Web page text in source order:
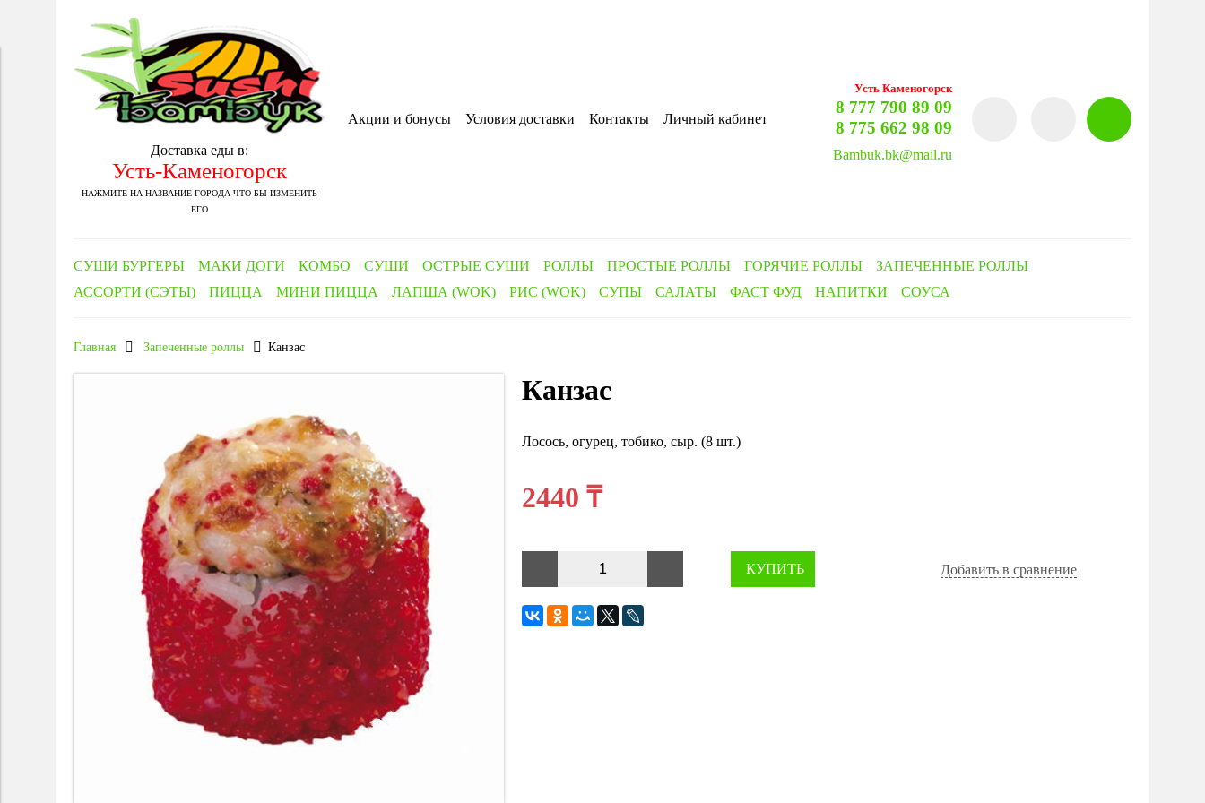
Доставка еды в:
Усть-Каменогорск
НАЖМИТЕ НА НАЗВАНИЕ ГОРОДА ЧТО БЫ ИЗМЕНИТЬ
ЕГО
Акции и бонусы Условия доставки Контакты Личный кабинет
Усть Каменогорск
8 777 790 89 09
8 775 662 98 09
Bambuk.bk@mail.ru
СУШИ БУРГЕРЫ МАКИ ДОГИ КОМБО СУШИ ОСТРЫЕ СУШИ РОЛЛЫ ПРОСТЫЕ РОЛЛЫ ГОРЯЧИЕ РОЛЛЫ
ЗАПЕЧЕННЫЕ РОЛЛЫ
АССОРТИ (СЭТЫ)
ПИЦЦА МИНИ ПИЦЦА ЛАПША (WOK) РИС (WOK) СУПЫ САЛАТЫ ФАСТ ФУД НАПИТКИ СОУСА
Главная Запеченные роллы Канзас
Канзас
Лосось, огурец, тобико, сыр. (8 шт.)
2440 ₸
КУПИТЬ Добавить в сравнение